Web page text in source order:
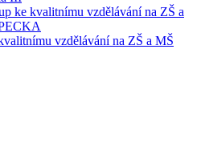
ke kvalitnímu vzdělávání na ZŠ a
vzdělávání na ZŠ a MŠ